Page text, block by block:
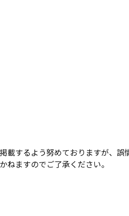
するよう努めておりますが、誤
ねますのでご了承ください。